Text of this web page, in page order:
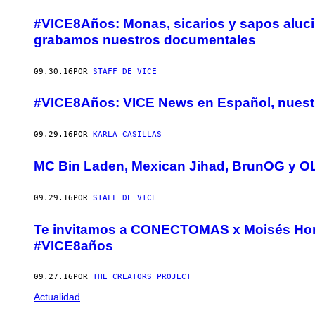
#VICE8Años: Monas, sicarios y sapos
grabamos nuestros documentales
09.30.16POR STAFF DE VICE
#VICE8Años: VICE News en Español,
09.29.16 POR KARLA CASILLAS
MC Bin Laden, Mexican Jihad, BrunOG y
09.29.16POR STAFF DE VICE
Te invitamos a CONECTOMAS x Moisés
#VICE8años
09.27.16 POR THE CREATORS PROJECT
Actualidad